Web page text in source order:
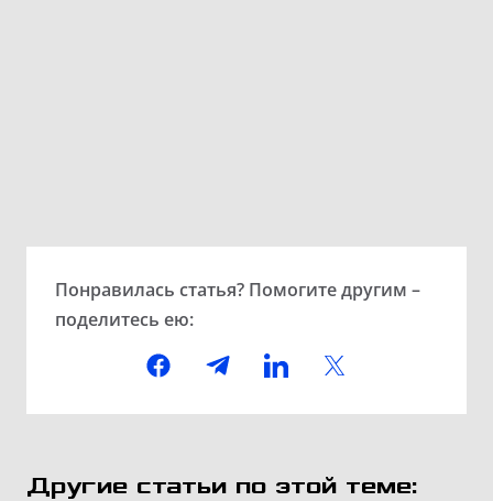
Понравилась статья? Помогите другим –
поделитесь ею:
Другие статьи по этой теме: